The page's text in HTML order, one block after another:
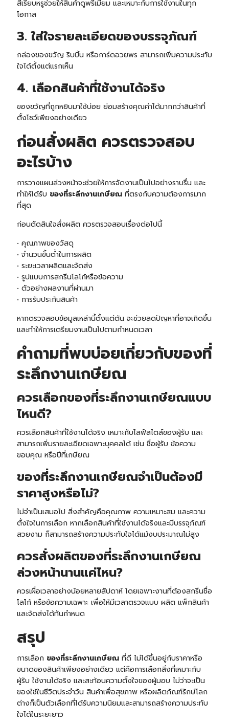
สีเรียบหรูช่วยให้สินค้าดูพรีเมียม และเหมาะกับการใช้งานในทุก
โอกาส
3. ใส่ใจรายละเอียดของบรรจุภัณฑ์
กล่องของขวัญ ริบบิ้น หรือการ์ดอวยพร สามารถเพิ่มความประทับ
ใจได้ตั้งแต่แรกเห็น
4. เลือกสินค้าที่ใช้งานได้จริง
ของขวัญที่ถูกหยิบมาใช้บ่อย ย่อมสร้างคุณค่าได้มากกว่าสินค้าที่
ตั้งโชว์เพียงอย่างเดียว
ก่อนสั่งผลิต ควรตรวจสอบ
อะไรบ้าง
การวางแผนล่วงหน้าจะช่วยให้การจัดงานเป็นไปอย่างราบรื่น และ
ทำให้ได้รับ ของที่ระลึกงานเกษียณที่ตรงกับความต้องการมาก
ที่สุด
ก่อนตัดสินใจสั่งผลิต ควรตรวจสอบเรื่องต่อไปนี้
• คุณภาพของวัสดุ
• จำนวนขั้นต่ำในการผลิต
• ระยะเวลาผลิตและจัดส่ง
• รูปแบบการสกรีนโลโก้หรือข้อความ
• ตัวอย่างผลงานที่ผ่านมา
• การรับประกันสินค้า
หากตรวจสอบข้อมูลเหล่านี้ตั้งแต่ต้น จะช่วยลดปัญหาที่อาจเกิดขึ้น
และทำให้การเตรียมงานเป็นไปตามกำหนดเวลา
คำถามที่พบบ่อยเกี่ยวกับของที่
ระลึกงานเกษียณ
ควรเลือกของที่ระลึกงานเกษียณแบบ
ไหนดี?
ควรเลือกสินค้าที่ใช้งานได้จริง เหมาะกับไลฟ์สไตล์ของผู้รับ และ
สามารถเพิ่มรายละเอียดเฉพาะบุคคลได้ เช่น ชื่อผู้รับ ข้อความ
ขอบคุณ หรือปีที่เกษียณ
ของที่ระลึกงานเกษียณจำเป็นต้องมี
ราคาสูงหรือไม่?
ไม่จำเป็นเสมอไป สิ่งสำคัญคือคุณภาพ ความเหมาะสม และความ
ตั้งใจในการเลือก หากเลือกสินค้าที่ใช้งานได้จริงและมีบรรจุภัณฑ์
สวยงาม ก็สามารถสร้างความประทับใจได้แม้งบประมาณไม่สูง
ควรสั่งผลิตของที่ระลึกงานเกษียณ
ล่วงหน้านานแค่ไหน?
ควรเผื่อเวลาอย่างน้อยหลายสัปดาห์ โดยเฉพาะงานที่ต้องสกรีนชื่อ
โลโก้ หรือข้อความเฉพาะ เพื่อให้มีเวลาตรวจแบบ ผลิต แพ็กสินค้า
และจัดส่งได้ทันกำหนด
สรุป
การเลือก ของที่ระลึกงานเกษียณที่ดี ไม่ได้ขึ้นอยู่กับราคาหรือ
ขนาดของสินค้าเพียงอย่างเดียว แต่คือการเลือกสิ่งที่เหมาะกับ
ผู้รับ ใช้งานได้จริง และสะท้อนความตั้งใจของผู้มอบ ไม่ว่าจะเป็น
ของใช้ในชีวิตประจำวัน สินค้าเพื่อสุขภาพ หรือผลิตภัณฑ์รักษ์โลก
ต่างก็เป็นตัวเลือกที่ได้รับความนิยมและสามารถสร้างความประทับ
ใจได้ในระยะยาว